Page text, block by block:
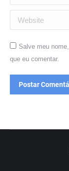
Website
Salve meu
que eu comentar.
Postar